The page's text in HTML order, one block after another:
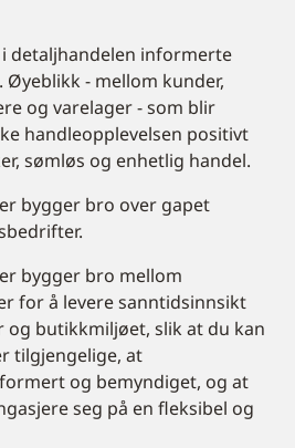
detaljhandelen informerte
Øyeblikk - mellom kunder,
og varelager - som blir
handleopplevelsen positivt
sømløs og enhetlig handel.
bygger bro over gapet
bygger bro mellom
for å levere sanntidsinnsikt
og butikkmiljøet, slik at du kan
tilgjengelige, at
og bemyndiget, og at
seg på en fleksibel og